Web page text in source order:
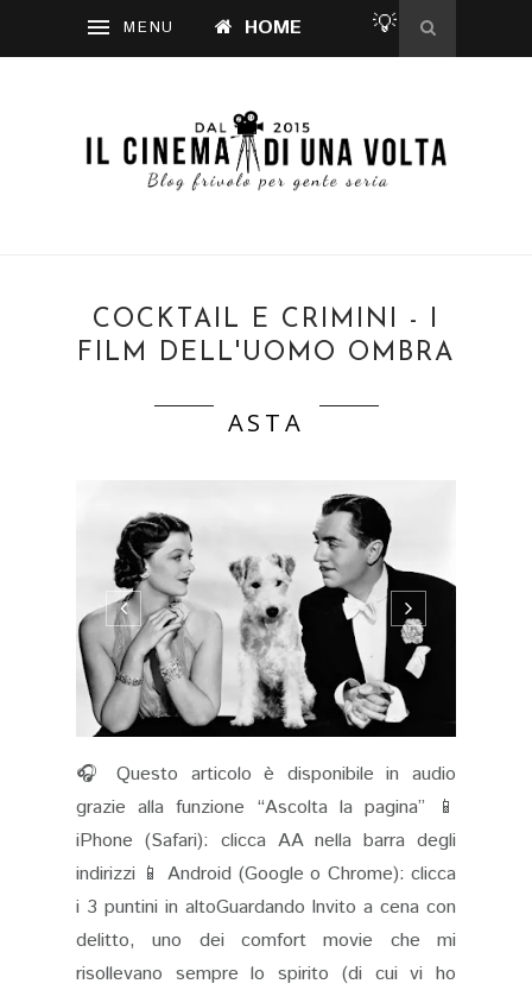
HOME 💡
COCKTAIL E CRIMINI - I
FILM DELL'UOMO OMBRA
ASTA
🎧 Questo articolo è disponibile in audio
grazie alla funzione “Ascolta la pagina” 📱
iPhone (Safari): clicca AA nella barra degli
indirizzi 📱 Android (Google o Chrome): clicca
i 3 puntini in altoGuardando Invito a cena con
delitto, uno dei comfort movie che mi
risollevano sempre lo spirito (di cui vi ho